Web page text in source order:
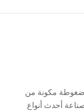
مكونة من
أحدث أنواع